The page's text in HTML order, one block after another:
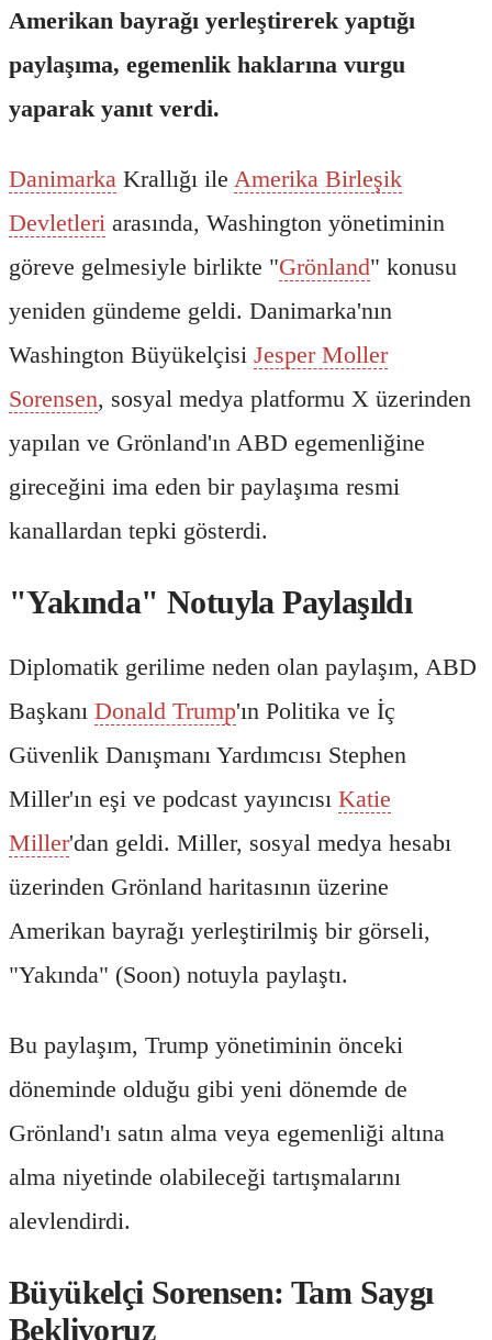
Amerikan bayrağı yerleştirerek yaptığı
paylaşıma, egemenlik haklarına vurgu
yaparak yanıt verdi.
Danimarka Krallığı ile Amerika Birleşik
Devletleri arasında, Washington yönetiminin
göreve gelmesiyle birlikte "Grönland" konusu
yeniden gündeme geldi. Danimarka'nın
Washington Büyükelçisi Jesper Moller
Sorensen, sosyal medya platformu X üzerinden
yapılan ve Grönland'ın ABD egemenliğine
gireceğini ima eden bir paylaşıma resmi
kanallardan tepki gösterdi.
"Yakında" Notuyla Paylaşıldı
Diplomatik gerilime neden olan paylaşım, ABD
Başkanı Donald Trump'ın Politika ve İç
Güvenlik Danışmanı Yardımcısı Stephen
Miller'ın eşi ve podcast yayıncısı Katie
Miller'dan geldi. Miller, sosyal medya hesabı
üzerinden Grönland haritasının üzerine
Amerikan bayrağı yerleştirilmiş bir görseli,
"Yakında" (Soon) notuyla paylaştı.
Bu paylaşım, Trump yönetiminin önceki
döneminde olduğu gibi yeni dönemde de
Grönland'ı satın alma veya egemenliği altına
alma niyetinde olabileceği tartışmalarını
alevlendirdi.
Büyükelçi Sorensen: Tam Saygı
Bekliyoruz